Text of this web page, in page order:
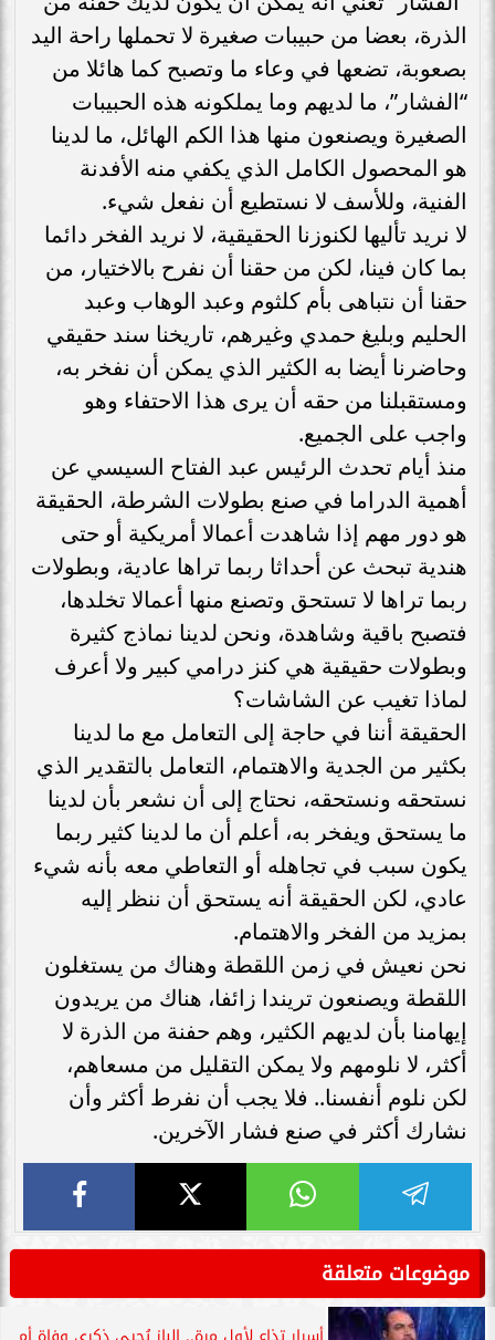
الذرة، بعضا من حبيبات صغيرة لا تحملها راحة اليد
بصعوبة، تضعها في وعاء ما وتصبح كما هائلا من
“الفشار”، ما لديهم وما يملكونه هذه الحبيبات
الصغيرة ويصنعون منها هذا الكم الهائل، ما لدينا
هو المحصول الكامل الذي يكفي منه الأفدنة
الفنية، وللأسف لا نستطيع أن نفعل شيء.
لا نريد تأليها لكنوزنا الحقيقية، لا نريد الفخر دائما
بما كان فينا، لكن من حقنا أن نفرح بالاختيار، من
حقنا أن نتباهى بأم كلثوم وعبد الوهاب وعبد
الحليم وبليغ حمدي وغيرهم، تاريخنا سند حقيقي
وحاضرنا أيضا به الكثير الذي يمكن أن نفخر به،
ومستقبلنا من حقه أن يرى هذا الاحتفاء وهو
واجب على الجميع.
منذ أيام تحدث الرئيس عبد الفتاح السيسي عن
أهمية الدراما في صنع بطولات الشرطة، الحقيقة
هو دور مهم إذا شاهدت أعمالا أمريكية أو حتى
هندية تبحث عن أحداثا ربما تراها عادية، وبطولات
ربما تراها لا تستحق وتصنع منها أعمالا تخلدها،
فتصبح باقية وشاهدة، ونحن لدينا نماذج كثيرة
وبطولات حقيقية هي كنز درامي كبير ولا أعرف
لماذا تغيب عن الشاشات؟
الحقيقة أننا في حاجة إلى التعامل مع ما لدينا
بكثير من الجدية والاهتمام، التعامل بالتقدير الذي
نستحقه ونستحقه، نحتاج إلى أن نشعر بأن لدينا
ما يستحق ويفخر به، أعلم أن ما لدينا كثير ربما
يكون سبب في تجاهله أو التعاطي معه بأنه شيء
عادي، لكن الحقيقة أنه يستحق أن ننظر إليه
بمزيد من الفخر والاهتمام.
نحن نعيش في زمن اللقطة وهناك من يستغلون
اللقطة ويصنعون تريندا زائفا، هناك من يريدون
إيهامنا بأن لديهم الكثير، وهم حفنة من الذرة لا
أكثر، لا نلومهم ولا يمكن التقليل من مسعاهم،
لكن نلوم أنفسنا.. فلا يجب أن نفرط أكثر وأن
نشارك أكثر في صنع فشار الآخرين.
موضوعات متعلقة